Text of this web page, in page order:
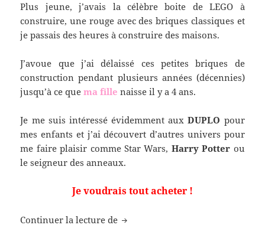
Plus jeune, j’avais la célèbre boite de LEGO à
construire, une rouge avec des briques classiques et
je passais des heures à construire des maisons.
J’avoue que j’ai délaissé ces petites briques de
construction pendant plusieurs années (décennies)
jusqu’à ce quema fille naisse il y a 4 ans.
Je me suis intéressé évidemment auxDUPLO pour
mes enfants et j’ai découvert d’autres univers pour
me faire plaisir comme Star Wars, Harry Potter ou
le seigneur des anneaux.
Je voudrais tout acheter !
Continuer la lecture de Les bons plans LEGO pour les